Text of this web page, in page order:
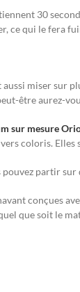
30
ce qui le fera
aussi miser sur
être aurez-
sur mesure
coloris.
partir
conçues
que soit le